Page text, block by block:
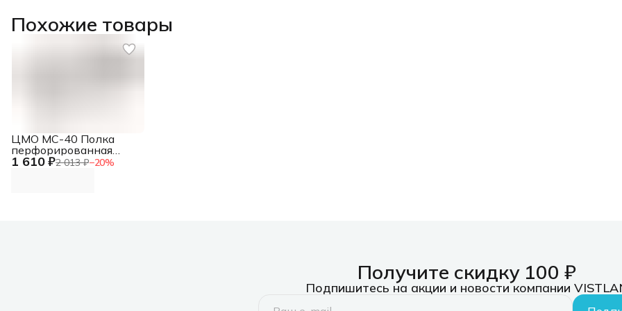
Похожие товары
1 610 ₽2 013 ₽−20%
ЦМО МС-40 Полка
перфорированная
консольная
Получите скидку 100 ₽
Подпишитесь на акции и новости компании